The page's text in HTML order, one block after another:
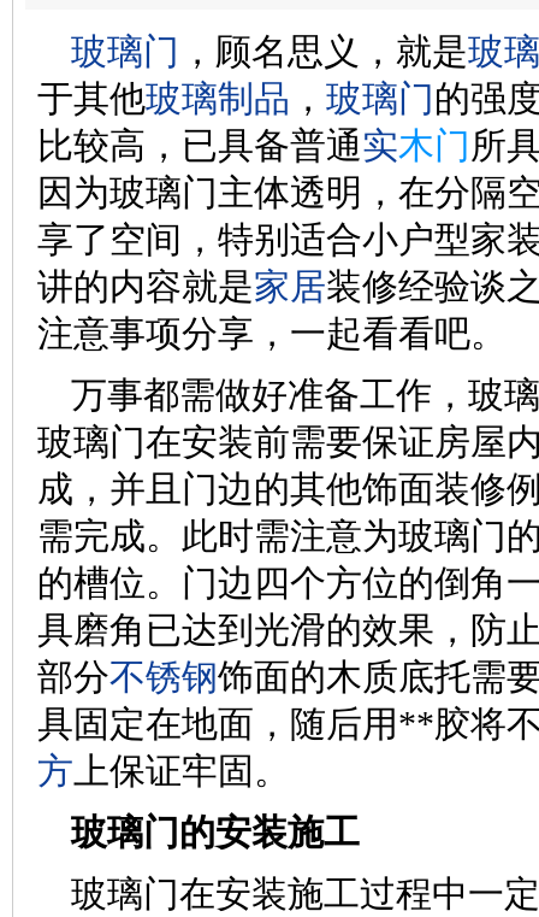
玻璃门 ，顾名思义，就是玻璃
于其他玻璃制品 ， 玻璃门的强
比较高，已具备普通实木门 所
因为玻璃门主体透明，在分隔
享了空间，特别适合小户型家
讲的内容就是家居装修经验谈
注意事项分享，一起看看吧。
万事都需做好准备工作，玻
玻璃门在安装前需要保证房屋
成，并且门边的其他饰面装修
需完成。此时需注意为玻璃门
的槽位。门边四个方位的倒角
具磨角已达到光滑的效果，防
部分不锈钢饰面的木质底托需
具固定在地面，随后用**胶将
方上保证牢固。
玻璃门的安装施工
玻璃门在安装施工过程中一